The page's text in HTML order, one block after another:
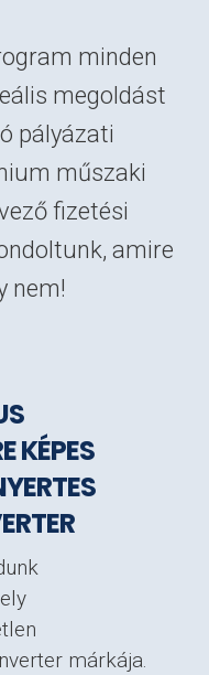
minden
megoldást
pályázati
műszaki
fizetési
amire
nem!
KÉPES
márkája.